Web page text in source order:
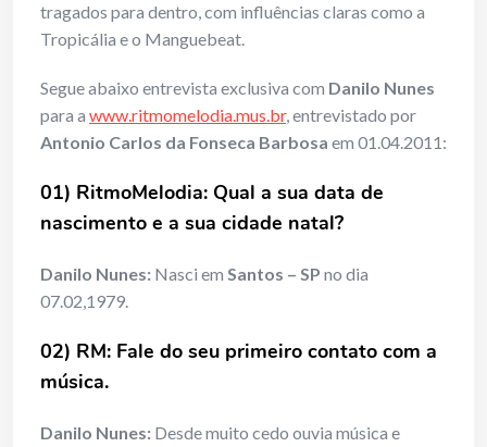
tragados para dentro, com influências claras como a
Tropicália e o Manguebeat.
Segue abaixo entrevista exclusiva com Danilo Nunes
para a www.ritmomelodia.mus.br, entrevistado por
Antonio Carlos da Fonseca Barbosa em 01.04.2011:
01) RitmoMelodia: Qual a sua data de
nascimento e a sua cidade natal?
Danilo Nunes: Nasci em Santos – SP no dia
07.02,1979.
02) RM: Fale do seu primeiro contato com a
música.
Danilo Nunes: Desde muito cedo ouvia música e